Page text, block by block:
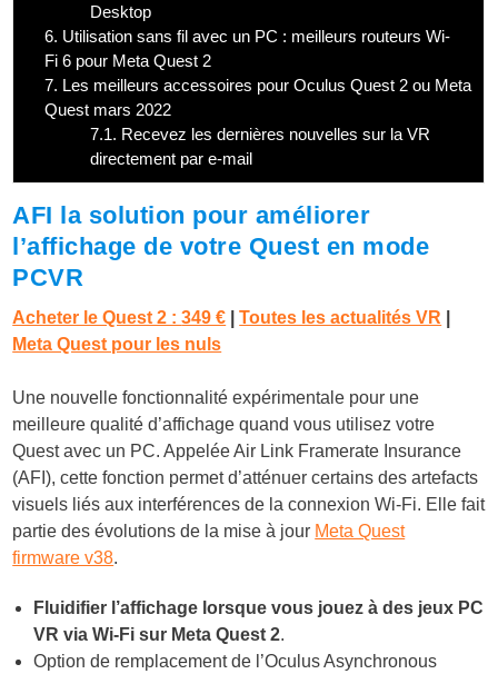
Desktop
6. Utilisation sans fil avec un PC : meilleurs routeurs Wi-
Fi 6 pour Meta Quest 2
7. Les meilleurs accessoires pour Oculus Quest 2 ou Meta
Quest mars 2022
7.1. Recevez les dernières nouvelles sur la VR
directement par e-mail
AFI la solution pour améliorer
l’affichage de votre Quest en mode
PCVR
Acheter le Quest 2 :349 € |Toutes les actualités VR
Meta Quest pour les nuls
Une nouvelle fonctionnalité expérimentale pour une
meilleure qualité d’affichage quand vous utilisez votre
Quest avec un PC. Appelée Air Link Framerate Insurance
(AFI), cette fonction permet d’atténuer certains des artefacts
visuels liés aux interférences de la connexion Wi-Fi. Elle fait
partie des évolutions de la mise à jour Meta Quest
firmware v38.
Fluidifier l’affichage lorsque vous jouez à des jeux PC
VR via Wi-Fi sur Meta Quest 2.
Option de remplacement de l’Oculus Asynchronous